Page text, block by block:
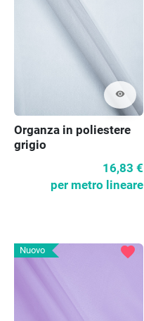
visibility
Organza in poliestere
grigio
16,83 €
per metro lineare
Nuovo favorite